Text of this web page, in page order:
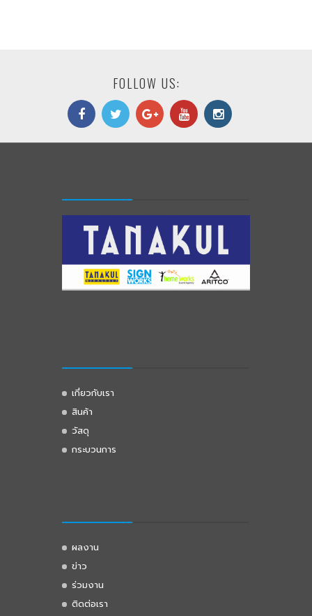
FOLLOW US:
เกี่ยวกับเรา
สินค้า
วัสดุ
กระบวนการ
ผลงาน
ข่าว
ร่วมงาน
ติดต่อเรา